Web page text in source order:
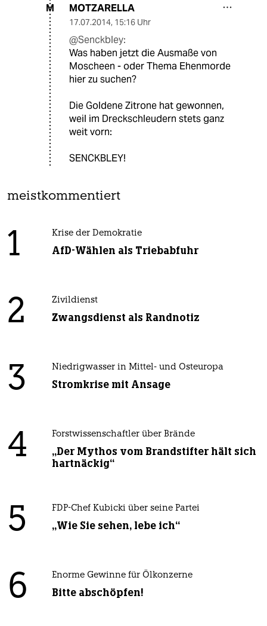
M MOTZARELLA
17.07.2014, 15:16 Uhr
@Senckbley:
Was haben jetzt die Ausmaße von
Moscheen - oder Thema Ehenmorde
hier zu suchen?
Die Goldene Zitrone hat gewonnen,
weil im Dreckschleudern stets ganz
weit vorn:
SENCKBLEY!
meistkommentiert
1 Krise der Demokratie
AfD-Wählen als Triebabfuhr
2 Zivildienst
Zwangsdienst als Randnotiz
3 Niedrigwasser in Mittel- und Osteuropa
Stromkrise mit Ansage
4 Forstwissenschaftler über Brände
„Der Mythos vom Brandstifter hält sich
hartnäckig“
5 FDP-Chef Kubicki über seine Partei
„Wie Sie sehen, lebe ich“
6 Enorme Gewinne für Ölkonzerne
Bitte abschöpfen!